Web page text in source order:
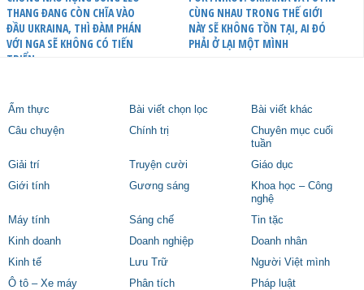
THANG ĐANG CÒN CHĨA VÀO
ĐẦU UKRAINA, THÌ ĐÀM PHÁN
VỚI NGA SẼ KHÔNG CÓ TIẾN
TRIỂN
CÙNG NHAU TRONG THẾ GIỚI
NÀY SẼ KHÔNG TỒN TẠI, AI ĐÓ
PHẢI Ở LẠI MỘT MÌNH
Ẩm thực Bài viết chọn lọc
Bài viết khác
Câu chuyện
Chính trị
Chuyên mục cuối
tuần
Giải trí
Truyện cười
Giáo dục
Giới tính
Gương sáng
Khoa học – Công
nghệ
Máy tính
Sáng chế
Tin tặc
Kinh doanh
Doanh nghiệp
Doanh nhân
Kinh tế
Lưu Trữ
Người Việt mình
Ô tô – Xe máy
Phân tích
Pháp luật